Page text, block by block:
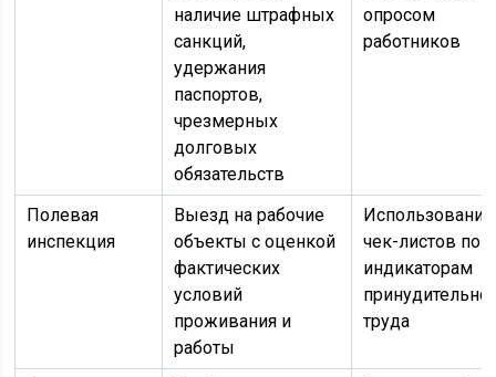
наличие штрафных
санкций,
удержания
паспортов,
чрезмерных
долговых
обязательств
опросом
работников
Полевая
инспекция
Выезд на рабочие
объекты с оценкой
фактических
условий
проживания и
работы
Использование
чек-листов по
индикаторам
труда